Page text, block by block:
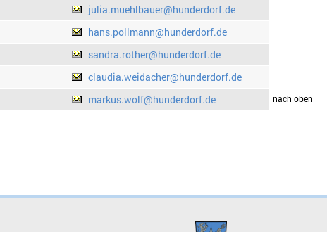
julia.muehlbauer@hunderdorf.de
hans.pollmann@hunderdorf.de
sandra.rother@hunderdorf.de
claudia.weidacher@hunderdorf.de
markus.wolf@hunderdorf.dedrucken nach oben